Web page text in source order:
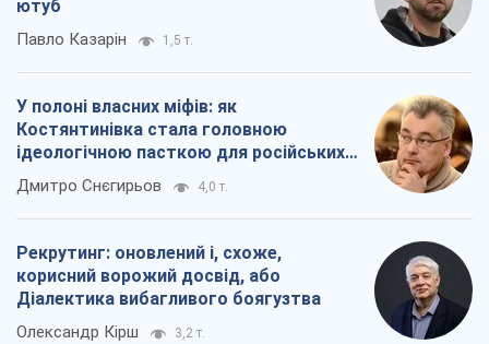
ютуб
Павло Казарін 1,5 т.
У полоні власних міфів: як
Костянтинівка стала головною
ідеологічною пасткою для російських
окупантів
Дмитро Снєгирьов 4,0 т.
Рекрутинг: оновлений і, схоже,
корисний ворожий досвід, або
Діалектика вибагливого боягузтва
Олександр Кірш 3,2 т.